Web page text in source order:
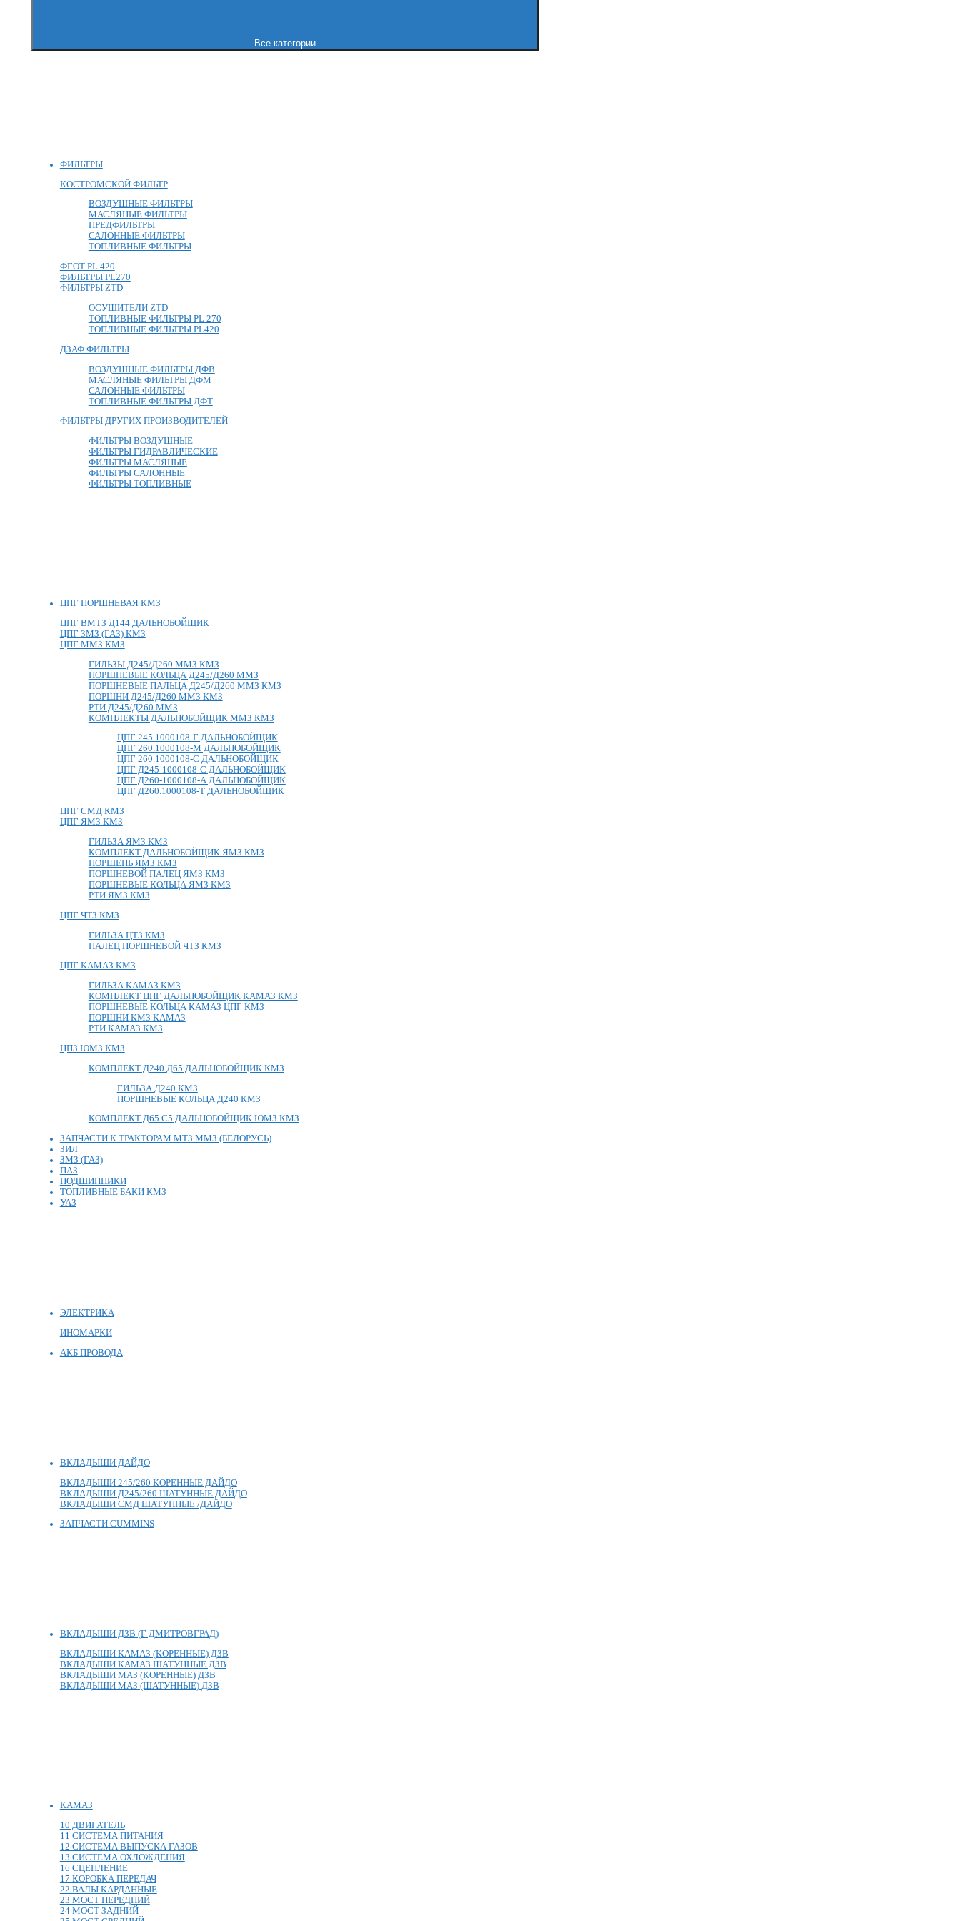
Все категории
ФИЛЬТРЫ
КОСТРОМСКОЙ ФИЛЬТР
ВОЗДУШНЫЕ ФИЛЬТРЫ
МАСЛЯНЫЕ ФИЛЬТРЫ
ПРЕДФИЛЬТРЫ
САЛОННЫЕ ФИЛЬТРЫ
ТОПЛИВНЫЕ ФИЛЬТРЫ
ФГОТ PL 420
ФИЛЬТРЫ PL270
ФИЛЬТРЫ ZTD
ОСУШИТЕЛИ ZTD
ТОПЛИВНЫЕ ФИЛЬТРЫ PL 270
ТОПЛИВНЫЕ ФИЛЬТРЫ PL420
ДЗАФ ФИЛЬТРЫ
ВОЗДУШНЫЕ ФИЛЬТРЫ ДФВ
МАСЛЯНЫЕ ФИЛЬТРЫ ДФМ
САЛОННЫЕ ФИЛЬТРЫ
ТОПЛИВНЫЕ ФИЛЬТРЫ ДФТ
ФИЛЬТРЫ ДРУГИХ ПРОИЗВОДИТЕЛЕЙ
ФИЛЬТРЫ ВОЗДУШНЫЕ
ФИЛЬТРЫ ГИДРАВЛИЧЕСКИЕ
ФИЛЬТРЫ МАСЛЯНЫЕ
ФИЛЬТРЫ САЛОННЫЕ
ФИЛЬТРЫ ТОПЛИВНЫЕ
ЦПГ ПОРШНЕВАЯ КМЗ
ЦПГ ВМТЗ Д144 ДАЛЬНОБОЙЩИК
ЦПГ ЗМЗ (ГАЗ) КМЗ
ЦПГ ММЗ КМЗ
ГИЛЬЗЫ Д245/Д260 ММЗ КМЗ
ПОРШНЕВЫЕ КОЛЬЦА Д245/Д260 ММЗ
ПОРШНЕВЫЕ ПАЛЬЦА Д245/Д260 ММЗ КМЗ
ПОРШНИ Д245/Д260 ММЗ КМЗ
РТИ Д245/Д260 ММЗ
КОМПЛЕКТЫ ДАЛЬНОБОЙЩИК ММЗ КМЗ
ЦПГ 245.1000108-Г ДАЛЬНОБОЙЩИК
ЦПГ 260.1000108-М ДАЛЬНОБОЙЩИК
ЦПГ 260.1000108-С ДАЛЬНОБОЙЩИК
ЦПГ Д245-1000108-С ДАЛЬНОБОЙЩИК
ЦПГ Д260-1000108-А ДАЛЬНОБОЙЩИК
ЦПГ Д260.1000108-Т ДАЛЬНОБОЙЩИК
ЦПГ СМД КМЗ
ЦПГ ЯМЗ КМЗ
ГИЛЬЗА ЯМЗ КМЗ
КОМПЛЕКТ ДАЛЬНОБОЙЩИК ЯМЗ КМЗ
ПОРШЕНЬ ЯМЗ КМЗ
ПОРШНЕВОЙ ПАЛЕЦ ЯМЗ КМЗ
ПОРШНЕВЫЕ КОЛЬЦА ЯМЗ КМЗ
РТИ ЯМЗ КМЗ
ЦПГ ЧТЗ КМЗ
ГИЛЬЗА ЦТЗ КМЗ
ПАЛЕЦ ПОРШНЕВОЙ ЧТЗ КМЗ
ЦПГ КАМАЗ КМЗ
ГИЛЬЗА КАМАЗ КМЗ
КОМПЛЕКТ ЦПГ ДАЛЬНОБОЙЩИК КАМАЗ КМЗ
ПОРШНЕВЫЕ КОЛЬЦА КАМАЗ ЦПГ КМЗ
ПОРШНИ КМЗ КАМАЗ
РТИ КАМАЗ КМЗ
ЦПЗ ЮМЗ КМЗ
КОМПЛЕКТ Д240 Д65 ДАЛЬНОБОЙЩИК КМЗ
ГИЛЬЗА Д240 КМЗ
ПОРШНЕВЫЕ КОЛЬЦА Д240 КМЗ
КОМПЛЕКТ Д65 С5 ДАЛЬНОБОЙЩИК ЮМЗ КМЗ
ЗАПЧАСТИ К ТРАКТОРАМ МТЗ ММЗ (БЕЛОРУСЬ)
ЗИЛ
ЗМЗ (ГАЗ)
ПАЗ
ПОДШИПНИКИ
ТОПЛИВНЫЕ БАКИ КМЗ
УАЗ
ЭЛЕКТРИКА
ИНОМАРКИ
АКБ ПРОВОДА
ВКЛАДЫШИ ДАЙДО
ВКЛАДЫШИ 245/260 КОРЕННЫЕ ДАЙДО
ВКЛАДЫШИ Д245/260 ШАТУННЫЕ ДАЙДО
ВКЛАДЫШИ СМД ШАТУННЫЕ /ДАЙДО
ЗАПЧАСТИ CUMMINS
ВКЛАДЫШИ ДЗВ (Г ДМИТРОВГРАД)
ВКЛАДЫШИ КАМАЗ (КОРЕННЫЕ) ДЗВ
ВКЛАДЫШИ КАМАЗ ШАТУННЫЕ ДЗВ
ВКЛАДЫШИ МАЗ (КОРЕННЫЕ) ДЗВ
ВКЛАДЫШИ МАЗ (ШАТУННЫЕ) ДЗВ
КАМАЗ
10 ДВИГАТЕЛЬ
11 СИСТЕМА ПИТАНИЯ
12 СИСТЕМА ВЫПУСКА ГАЗОВ
13 СИСТЕМА ОХЛОЖДЕНИЯ
16 СЦЕПЛЕНИЕ
17 КОРОБКА ПЕРЕДАЧ
22 ВАЛЫ КАРДАННЫЕ
23 МОСТ ПЕРЕДНИЙ
24 МОСТ ЗАДНИЙ